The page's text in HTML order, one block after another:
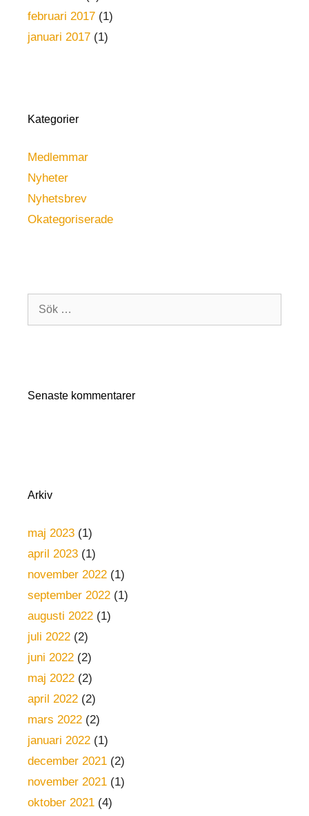
februari 2017 (1)
januari 2017 (1)
Kategorier
Medlemmar
Nyheter
Nyhetsbrev
Okategoriserade
Sök
Senaste kommentarer
Arkiv
maj 2023 (1)
april 2023 (1)
november 2022 (1)
september 2022 (1)
augusti 2022 (1)
juli 2022 (2)
juni 2022 (2)
maj 2022 (2)
april 2022 (2)
mars 2022 (2)
januari 2022 (1)
december 2021 (2)
november 2021 (1)
oktober 2021 (4)